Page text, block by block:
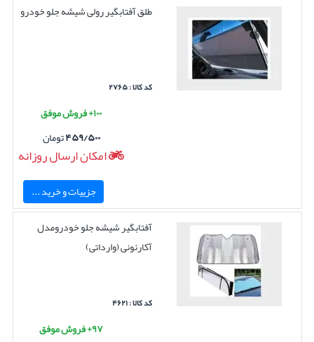
طلق آفتابگیر رولی شیشه جلو خودرو
کد کالا : ۲۷۶۵
۱۰۰+ فروش موفق
۴۵۹/۵۰۰تومان
امکان ارسال روزانه
جزییات و خرید ...
آفتابگیر شیشه جلو خودرومدل
آکارئونی (وارداتی)
کد کالا : ۴۶۲۱
۹۷+ فروش موفق